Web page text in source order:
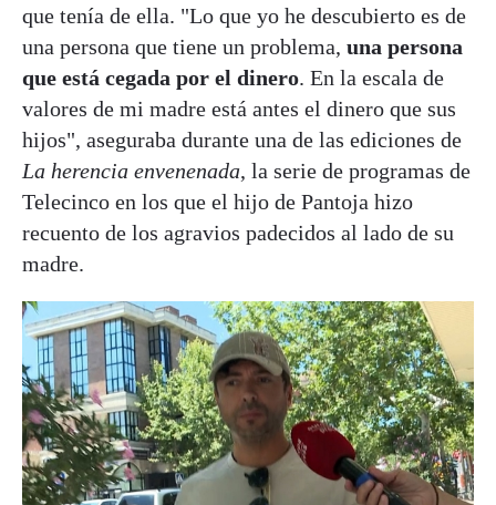
que tenía de ella. "Lo que yo he descubierto es de
una persona que tiene un problema, una persona
que está cegada por el dinero. En la escala de
valores de mi madre está antes el dinero que sus
hijos", aseguraba durante una de las ediciones de
La herencia envenenada, la serie de programas de
Telecinco en los que el hijo de Pantoja hizo
recuento de los agravios padecidos al lado de su
madre.